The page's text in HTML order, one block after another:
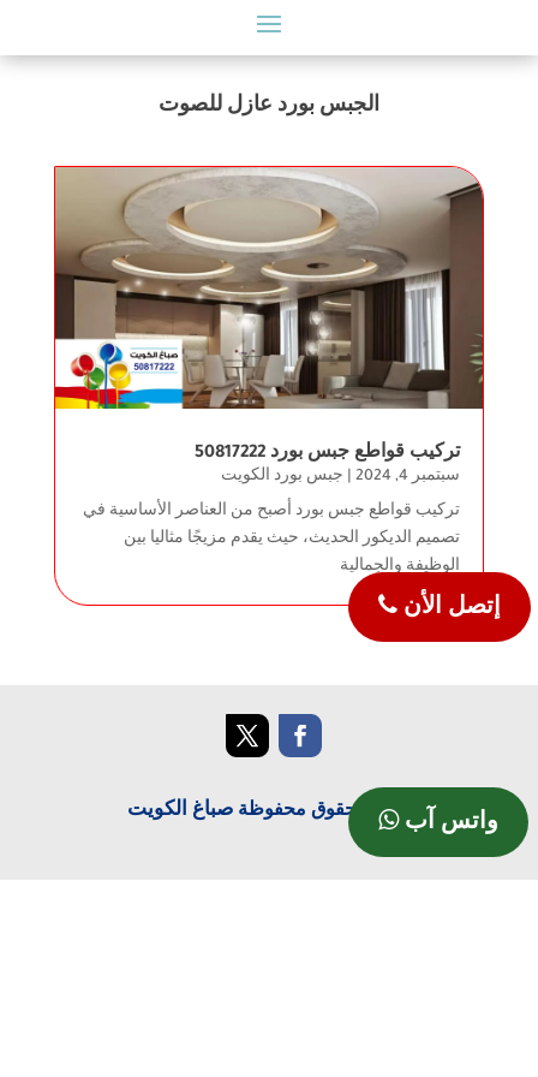
الجبس بورد عازل للصوت
تركيب قواطع جبس بورد 50817222
سبتمبر 4, 2024 | جبس بورد الكويت
تركيب قواطع جبس بورد أصبح من العناصر الأساسية في
تصميم الديكور الحديث، حيث يقدم مزيجًا مثاليا بين
الوظيفة والجمالية
جميع الحقوق محفوظةصباغ الكويت
إتصل الأن
واتس آب